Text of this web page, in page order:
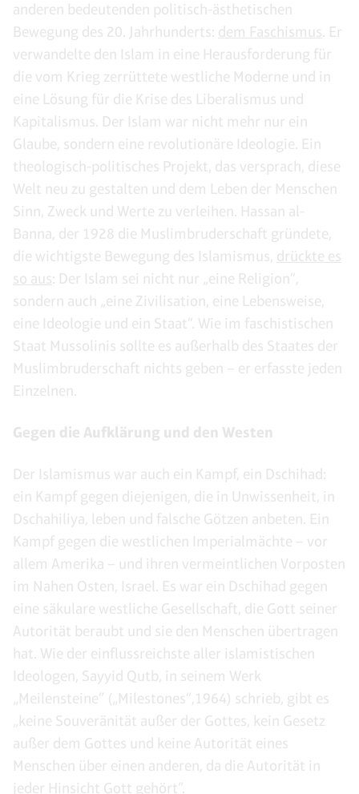
anderen bedeutenden politisch-ästhetischen
Bewegung des 20. Jahrhunderts: dem Faschismus . Er
verwandelte den Islam in eine Herausforderung für
die vom Krieg zerrüttete westliche Moderne und in
eine Lösung für die Krise des Liberalismus und
Kapitalismus. Der Islam war nicht mehr nur ein
Glaube, sondern eine revolutionäre Ideologie. Ein
theologisch-politisches Projekt, das versprach, diese
Welt neu zu gestalten und dem Leben der Menschen
Sinn, Zweck und Werte zu verleihen. Hassan al-
Banna, der 1928 die Muslimbruderschaft gründete,
die wichtigste Bewegung des Islamismus, drückte es
so aus: Der Islam sei nicht nur „eine Religion“,
sondern auch „eine Zivilisation, eine Lebensweise,
eine Ideologie und ein Staat“. Wie im faschistischen
Staat Mussolinis sollte es außerhalb des Staates der
Muslimbruderschaft nichts geben – er erfasste jeden
Einzelnen.
Gegen die Aufklärung und den Westen
Der Islamismus war auch ein Kampf, ein Dschihad:
ein Kampf gegen diejenigen, die in Unwissenheit, in
Dschahiliya, leben und falsche Götzen anbeten. Ein
Kampf gegen die westlichen Imperialmächte – vor
allem Amerika – und ihren vermeintlichen Vorposten
im Nahen Osten, Israel. Es war ein Dschihad gegen
eine säkulare westliche Gesellschaft, die Gott seiner
Autorität beraubt und sie den Menschen übertragen
hat. Wie der einflussreichste aller islamistischen
Ideologen, Sayyid Qutb, in seinem Werk
„Meilensteine” („Milestones“,1964) schrieb, gibt es
„keine Souveränität außer der Gottes, kein Gesetz
außer dem Gottes und keine Autorität eines
Menschen über einen anderen, da die Autorität in
jeder Hinsicht Gott gehört”.